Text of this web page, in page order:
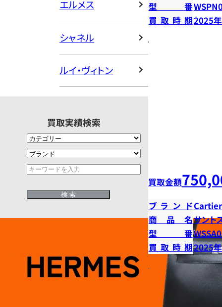
エルメス
シャネル
ルイ・ヴィトン
買取実績検索
型番
買取時期2025
買取金額
ブランドCartier
商品名サント
型番
買取時期2025